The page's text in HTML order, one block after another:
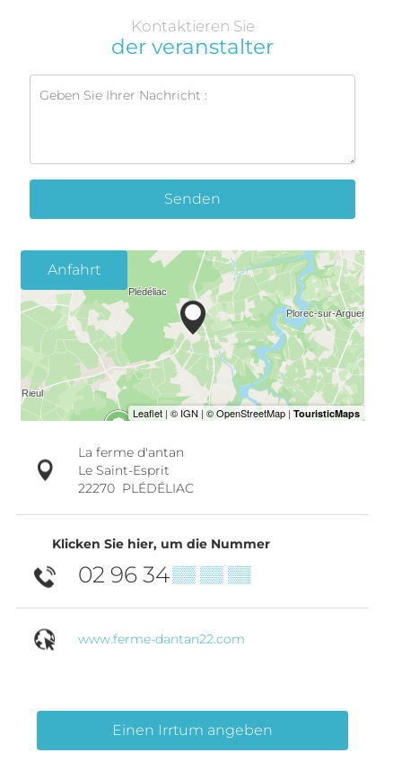
Kontaktieren Sie
der veranstalter
Senden
Anfahrt
La ferme d'antan
Le Saint-Esprit
22270 PLÉDÉLIAC
Klicken Sie hier, um die Nummer
02 96 34▒▒ ▒▒ ▒▒
www.ferme-dantan22.com
Einen Irrtum angeben